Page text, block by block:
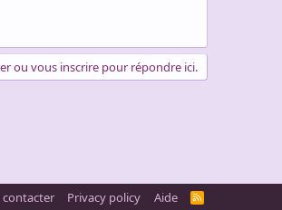
ou vous inscrire pour répondre ici.
contacter Privacy policy Aide
R